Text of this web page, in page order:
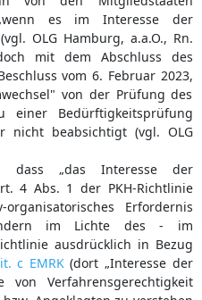
es im Interesse der
OLG Hamburg, a.a.O., Rn.
mit dem Abschluss des
vom 6. Februar 2023,
von der Prüfung des
einer Bedürftigkeitsprüfung
nicht beabsichtigt (vgl. OLG
dass „das Interesse der
4 Abs. 1 der PKH-Richtlinie
Erfordernis
im Lichte des - im
ausdrücklich in Bezug
c EMRK(dort „Interesse der
Verfahrensgerechtigkeit